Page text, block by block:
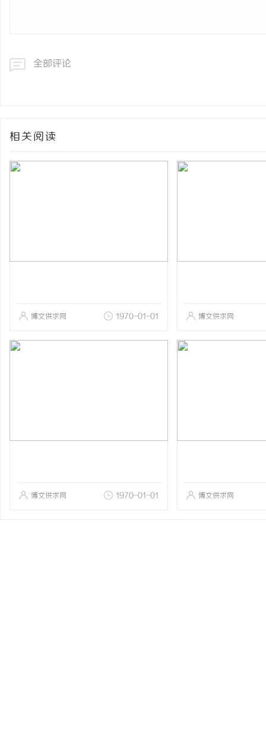
全部评论
相关阅读
博文供求网 1970-01-01 博文供求网
博文供求网 1970-01-01 博文供求网